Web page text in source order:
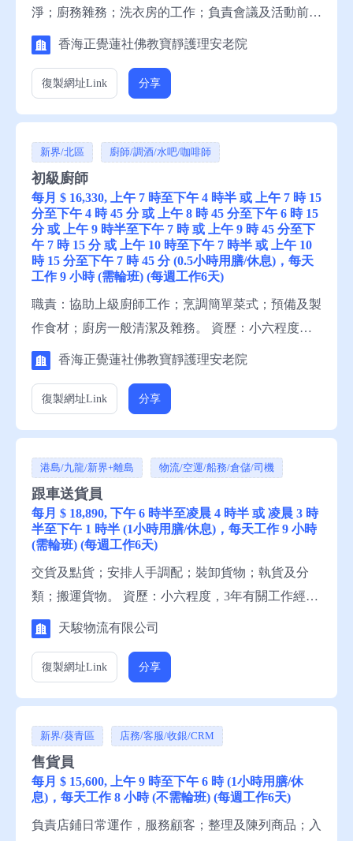
淨；廚務雜務；洗衣房的工作；負責會議及活動前後
的場地佈置、物資預備及場地清潔；以及外勤工作；
歷：小六程度，1年有關工作經驗，一般粵語，一般
香海正覺蓮社佛教寶靜護理安老院
復製網址Link 分享
新界/北區 廚師/調酒/水吧/咖啡師
初級廚師
每月 $ 16,330, 上午 7 時至下午 4 時半 或 上午 7 時 15
分至下午 4 時 45 分 或 上午 8 時 45 分至下午 6 時 15
分 或 上午 9 時半至下午 7 時 或 上午 9 時 45 分至下
午 7 時 15 分 或 上午 10 時至下午 7 時半 或 上午 10
時 15 分至下午 7 時 45 分 (0.5小時用膳/休息)，每天
工作 9 小時 (需輪班) (每週工作6天)
職責：協助上級廚師工作；烹調簡單菜式；預備及製
作食材；廚房一般清潔及雜務。 資歷：小六程度，1
年有關工作經驗，一般粵語，一般中文讀寫 申請須
線安排轉介。 備註：這是補充勞工優化計劃下的空
香海正覺蓮社佛教寶靜護理安老院
復製網址Link 分享
港島/九龍/新界+離島 物流/空運/船務/倉儲/司機
跟車送貨員
每月 $ 18,890, 下午 6 時半至凌晨 4 時半 或 凌晨 3 時
半至下午 1 時半 (1小時用膳/休息)，每天工作 9 小時
(需輪班) (每週工作6天)
交貨及點貨；安排人手調配；裝卸貨物；執貨及分
類；搬運貨物。 資歷：小六程度，3年有關工作經
驗，一般粵語，一般中文讀寫。 申請須知：求職者
介。備註：這是補充勞工優化計劃下的空缺。
天駿物流有限公司
復製網址Link 分享
新界/葵青區 店務/客服/收銀/CRM
售貨員
每月 $ 15,600, 上午 9 時至下午 6 時 (1小時用膳/休
息)，每天工作 8 小時 (不需輪班) (每週工作6天)
負責店鋪日常運作，服務顧客；整理及陳列商品；入